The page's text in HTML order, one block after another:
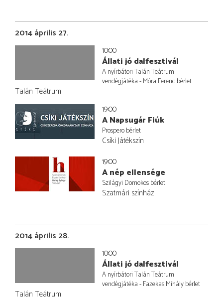
2014 április 27.
10:00
Állati jó dalfesztivál
A nyírbátori Talán Teátrum
vendégjátéka - Móra Ferenc bérlet
Talán Teátrum
19:00
A Napsugár Fiúk
Prospero bérlet
Csíki Játékszín
19:00
A nép ellensége
Szilágyi Domokos bérlet
Szatmári színház
2014 április 28.
10:00
Állati jó dalfesztivál
A nyírbátori Talán Teátrum
vendégjátéka - Fazekas Mihály bérlet
Talán Teátrum